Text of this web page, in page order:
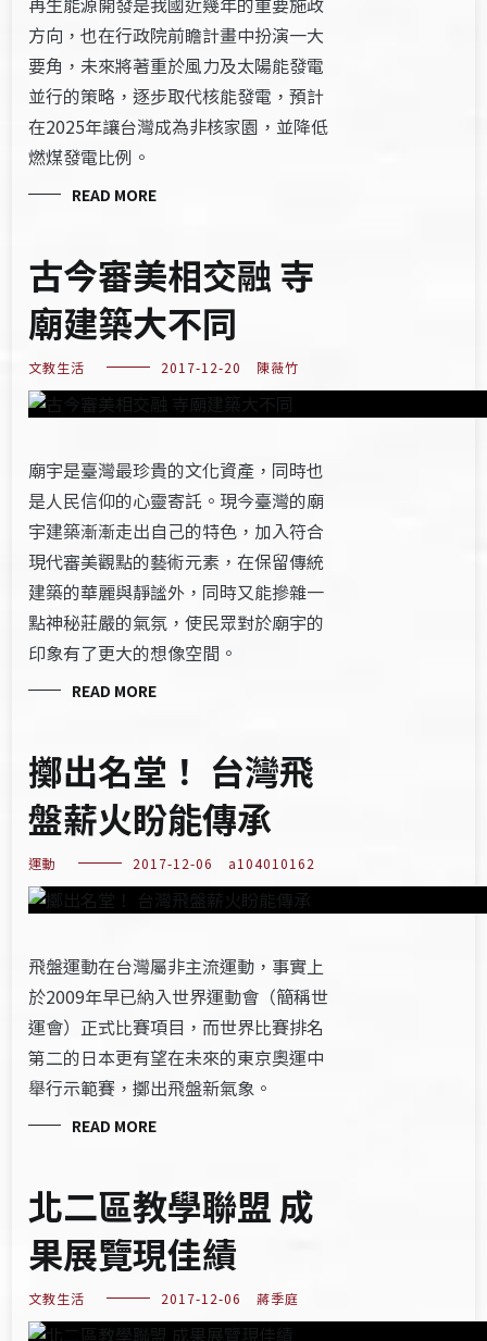
方向，也在行政院前瞻計畫中扮演一大
要角，未來將著重於風力及太陽能發電
並行的策略，逐步取代核能發電，預計
在2025年讓台灣成為非核家園，並降低
燃煤發電比例。
READ MORE
古今審美相交融 寺
廟建築大不同
文教生活 2017-12-20 陳薇竹
廟宇是臺灣最珍貴的文化資產，同時也
是人民信仰的心靈寄託。現今臺灣的廟
宇建築漸漸走出自己的特色，加入符合
現代審美觀點的藝術元素，在保留傳統
建築的華麗與靜謐外，同時又能摻雜一
點神秘莊嚴的氣氛，使民眾對於廟宇的
印象有了更大的想像空間。
READ MORE
擲出名堂！ 台灣飛
盤薪火盼能傳承
運動 2017-12-06 a104010162
飛盤運動在台灣屬非主流運動，事實上
於2009年早已納入世界運動會（簡稱世
運會）正式比賽項目，而世界比賽排名
第二的日本更有望在未來的東京奧運中
舉行示範賽，擲出飛盤新氣象。
READ MORE
北二區教學聯盟 成
果展覽現佳績
文教生活 2017-12-06 蔣季庭